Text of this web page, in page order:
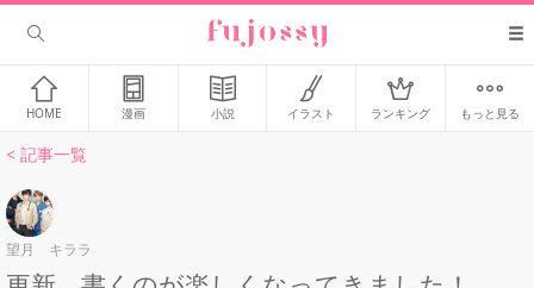
HOME 漫画 小説 イラスト ランキング もっと見る
< 記事一覧
望月 キララ